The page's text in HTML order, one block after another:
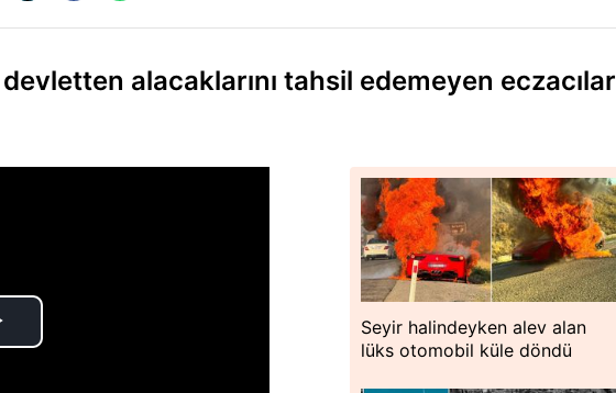
alacaklarını tahsil edemeyen eczacılar
Seyir halindeyken alev alan
lüks otomobil küle döndü